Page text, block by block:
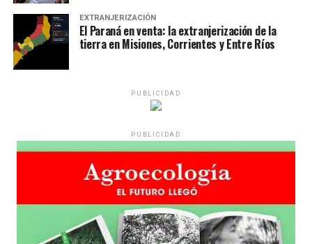
EXTRANJERIZACIÓN
El Paraná en venta: la extranjerización de la
tierra en Misiones, Corrientes y Entre Ríos
PUBLICIDAD
PUBLICIDAD